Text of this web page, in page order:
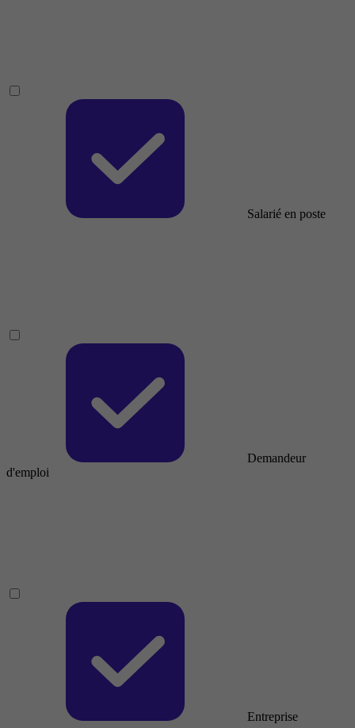
Salarié en poste
Demandeur
d'emploi
Entreprise